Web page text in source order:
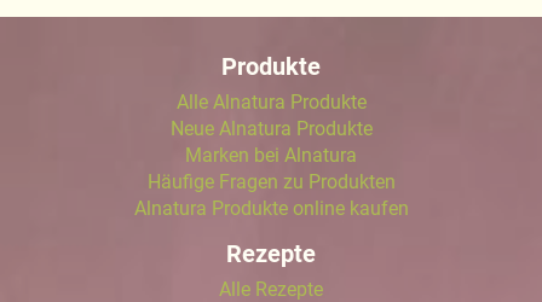
Produkte
Alle Alnatura Produkte
Neue Alnatura Produkte
Marken bei Alnatura
Häufige Fragen zu Produkten
Alnatura Produkte online kaufen
Rezepte
Alle Rezepte